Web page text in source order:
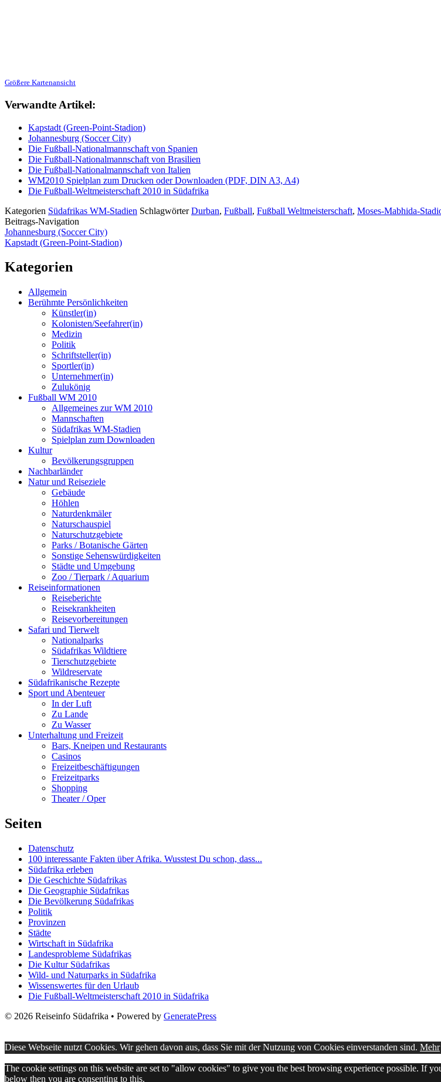
Größere Kartenansicht
Verwandte Artikel:
Kapstadt (Green-Point-Stadion)
Johannesburg (Soccer City)
Die Fußball-Nationalmannschaft von Spanien
Die Fußball-Nationalmannschaft von Brasilien
Die Fußball-Nationalmannschaft von Italien
WM2010 Spielplan zum Drucken oder Downloaden (PDF, DIN A3, A4)
Die Fußball-Weltmeisterschaft 2010 in Südafrika
Kategorien Südafrikas WM-Stadien SchlagwörterDurban, Fußball, Fußball Weltmeisterschaft, Moses-Mabhida-
Beitrags-Navigation
Johannesburg (Soccer City)
Kapstadt (Green-Point-Stadion)
Kategorien
Allgemein
Berühmte Persönlichkeiten
Künstler(in)
Kolonisten/Seefahrer(in)
Medizin
Politik
Schriftsteller(in)
Sportler(in)
Unternehmer(in)
Zulukönig
Fußball WM 2010
Allgemeines zur WM 2010
Mannschaften
Südafrikas WM-Stadien
Spielplan zum Downloaden
Kultur
Bevölkerungsgruppen
Nachbarländer
Natur und Reiseziele
Gebäude
Höhlen
Naturdenkmäler
Naturschauspiel
Naturschutzgebiete
Parks / Botanische Gärten
Sonstige Sehenswürdigkeiten
Städte und Umgebung
Zoo / Tierpark / Aquarium
Reiseinformationen
Reiseberichte
Reisekrankheiten
Reisevorbereitungen
Safari und Tierwelt
Nationalparks
Südafrikas Wildtiere
Tierschutzgebiete
Wildreservate
Südafrikanische Rezepte
Sport und Abenteuer
In der Luft
Zu Lande
Zu Wasser
Unterhaltung und Freizeit
Bars, Kneipen und Restaurants
Casinos
Freizeitbeschäftigungen
Freizeitparks
Shopping
Theater / Oper
Seiten
Datenschutz
100 interessante Fakten über Afrika. Wusstest Du schon, dass...
Südafrika erleben
Die Geschichte Südafrikas
Die Geographie Südafrikas
Die Bevölkerung Südafrikas
Politik
Provinzen
Städte
Wirtschaft in Südafrika
Landesprobleme Südafrikas
Die Kultur Südafrikas
Wild- und Naturparks in Südafrika
Wissenswertes für den Urlaub
Die Fußball-Weltmeisterschaft 2010 in Südafrika
© 2026 Reiseinfo Südafrika • Powered by GeneratePress
Diese Webseite nutzt Cookies. Wir gehen davon aus, dass Sie mit der Nutzung von Cookies einverstanden sind. Mehr
The cookie settings on this website are set to "allow cookies" to give you the best browsing experience possible. If
below then you are consenting to this.